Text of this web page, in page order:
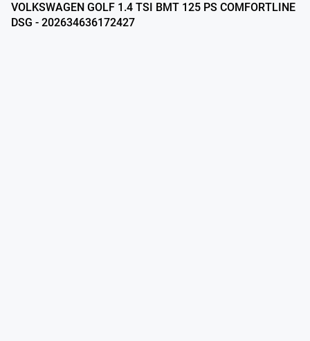
VOLKSWAGEN GOLF 1.4 TSI BMT 125 PS COMFORTLINE
DSG - 202634636172427